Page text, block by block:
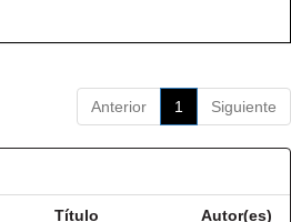
Anterior 1 Siguiente
Título Autor(es)